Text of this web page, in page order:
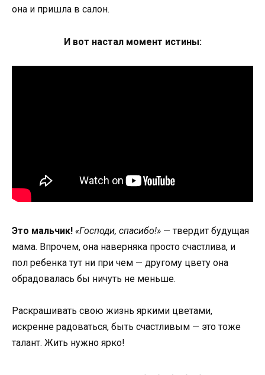
она и пришла в салон.
И вот настал момент истины:
Это мальчик! «Господи, спасибо!» — твердит будущая
мама. Впрочем, она наверняка просто счастлива, и
пол ребенка тут ни при чем — другому цвету она
обрадовалась бы ничуть не меньше.
Раскрашивать свою жизнь яркими цветами,
искренне радоваться, быть счастливым — это тоже
талант. Жить нужно ярко!